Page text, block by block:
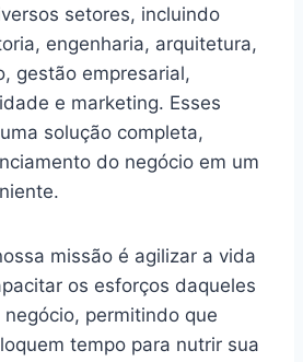
setores, incluindo
engenharia, arquitetura,
gestão empresarial,
e marketing. Esses
solução completa,
do negócio em um
missão é agilizar a vida
os esforços daqueles
permitindo que
tempo para nutrir sua